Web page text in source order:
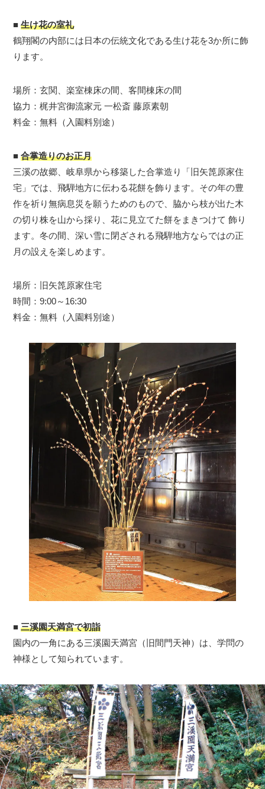
■生け花の室礼
鶴翔閣の内部には日本の伝統文化である生け花を3か所に飾
ります。
場所：玄関、楽室棟床の間、客間棟床の間
協力：梶井宮御流家元 一松斎 藤原素朝
料金：無料（入園料別途）
■合掌造りのお正月
三溪の故郷、岐阜県から移築した合掌造り「旧矢箆原家住
宅」では、飛騨地方に伝わる花餅を飾ります。その年の豊
作を祈り無病息災を願うためのもので、脇から枝が出た木
の切り株を山から採り、花に見立てた餅をまきつけて 飾り
ます。冬の間、深い雪に閉ざされる飛騨地方ならではの正
月の設えを楽しめます。
場所：旧矢箆原家住宅
時間：9:00～16:30
料金：無料（入園料別途）
■三溪園天満宮で初詣
園内の一角にある三溪園天満宮（旧間門天神）は、学問の
神様として知られています。